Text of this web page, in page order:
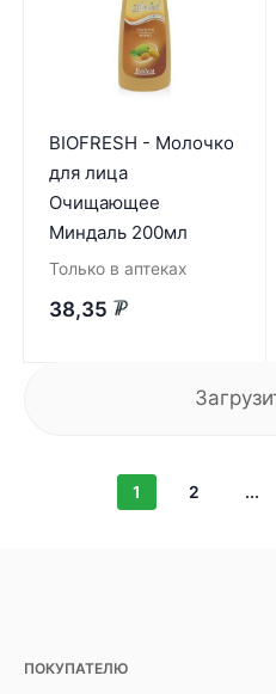
BIOFRESH - Молочко
для лица
Очищающее
Миндаль 200мл
Только в аптеках
38,35 ₽
1 2 ...
ПОКУПАТЕЛЮ